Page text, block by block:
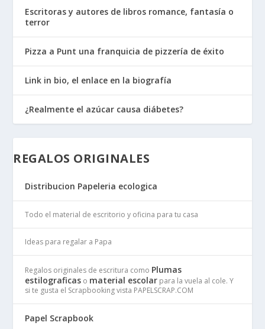
Escritoras y autores de libros romance, fantasía o
terror
Pizza a Punt una franquicia de pizzería de éxito
Link in bio, el enlace en la biografía
¿Realmente el azúcar causa diábetes?
REGALOS ORIGINALES
Distribucion Papeleria ecologica
Todo el material de escritorio y oficina para tu casa
Ideas para regalar a Papa
Regalos originales de escritura como Plumas
estilograficas o material escolar para la vuela al cole. Y
si te gusta el Scrapbooking vista PAPELSCRAP.COM
Papel Scrapbook